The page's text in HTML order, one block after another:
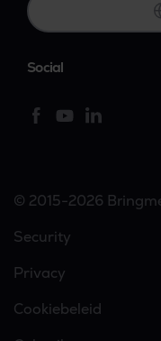
Social
© 2015-2026
Security
Privacy
Cookiebeleid